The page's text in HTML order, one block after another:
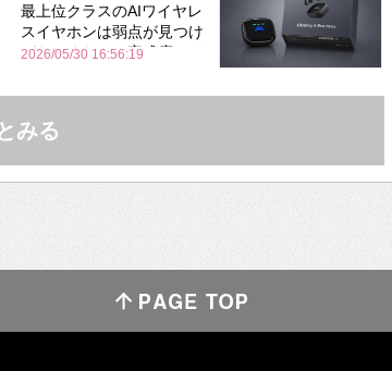
最上位クラスのAIワイヤレ
スイヤホンは弱点が見つけ
づらいくらいの完成度にび
Bose並み
2026/05/30 16:56:19
みる